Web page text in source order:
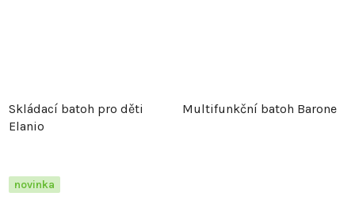
Skládací batoh pro děti
Elanio
Multifunkční batoh Barone
novinka